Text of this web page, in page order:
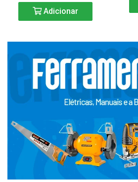
Adicionar